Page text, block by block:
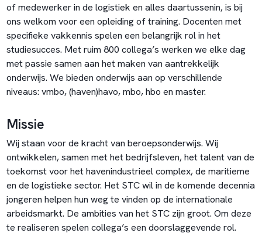
of medewerker in de logistiek en alles daartussenin, is bij
ons welkom voor een opleiding of training. Docenten met
specifieke vakkennis spelen een belangrijk rol in het
studiesucces. Met ruim 800 collega’s werken we elke dag
met passie samen aan het maken van aantrekkelijk
onderwijs. We bieden onderwijs aan op verschillende
niveaus: vmbo, (haven)havo, mbo, hbo en master.
Missie
Wij staan voor de kracht van beroepsonderwijs. Wij
ontwikkelen, samen met het bedrijfsleven, het talent van de
toekomst voor het havenindustrieel complex, de maritieme
en de logistieke sector. Het STC wil in de komende decennia
jongeren helpen hun weg te vinden op de internationale
arbeidsmarkt. De ambities van het STC zijn groot. Om deze
te realiseren spelen collega’s een doorslaggevende rol.